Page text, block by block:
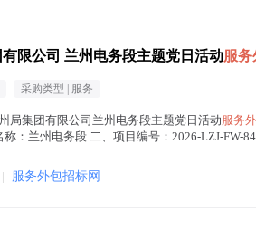
限公司 兰州电务段主题党日活动服
采购类型 | 服务
局集团有限公司兰州电务段主题党日活动服务
：兰州电务段 二、项目编号：2026-LZJ-FW-
| 服务外包招标网